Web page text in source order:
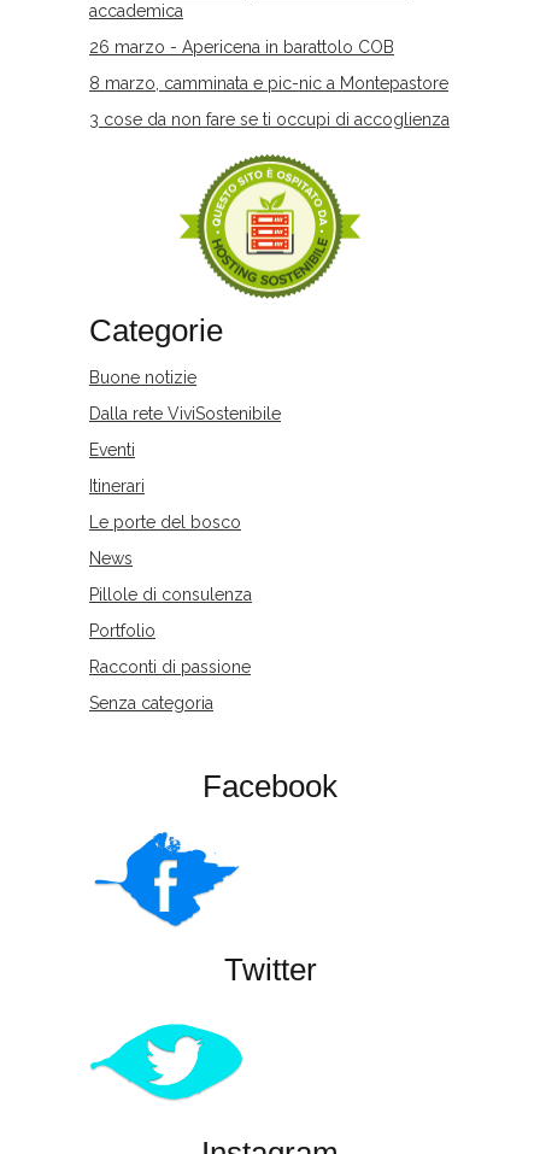
accademica
26 marzo - Apericena in barattolo COB
8 marzo, camminata e pic-nic a Montepastore
3 cose da non fare se ti occupi di accoglienza
Categorie
Buone notizie
Dalla rete ViviSostenibile
Eventi
Itinerari
Le porte del bosco
News
Pillole di consulenza
Portfolio
Racconti di passione
Senza categoria
Facebook
Twitter